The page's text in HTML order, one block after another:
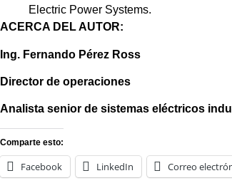
Electric Power Systems.
ACERCA DEL AUTOR:
Ing. Fernando Pérez Ross
Director de operaciones
Analista senior de sistemas eléctricos
Comparte esto:
Facebook LinkedIn Correo